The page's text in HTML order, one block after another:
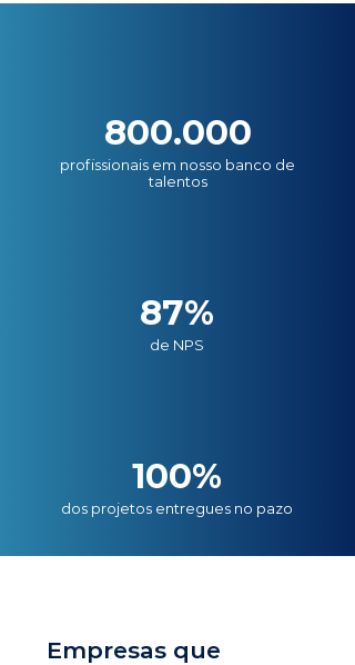
800.000
profissionais em nosso banco de
talentos
87%
de NPS
100%
dos projetos entregues no pazo
Empresas que